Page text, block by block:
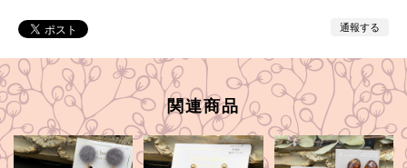
通報する
関連商品